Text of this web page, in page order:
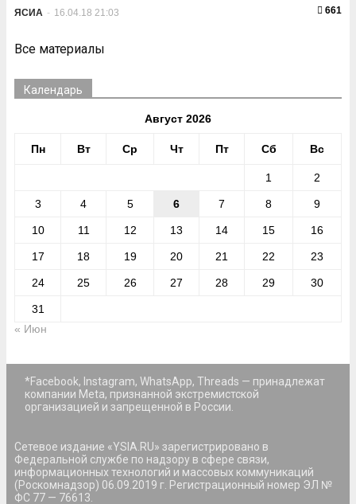
ЯСИА - 16.04.18 21:03 661
Все материалы
Календарь
Август 2026
Пн Вт Ср Чт Пт Сб Вс
1 2
3 4 5 6 7 8 9
10 11 12 13 14 15 16
17 18 19 20 21 22 23
24 25 26 27 28 29 30
31
« Июн
*Facebook, Instagram, WhatsApp, Threads — принадлежат
компании Meta, признанной экстремистской
организацией и запрещенной в России.
Сетевое издание «YSIA.RU» зарегистрировано в
Федеральной службе по надзору в сфере связи,
информационных технологий и массовых коммуникаций
(Роскомнадзор) 06.09.2019 г. Регистрационный номер ЭЛ №
ФС 77 — 76613.